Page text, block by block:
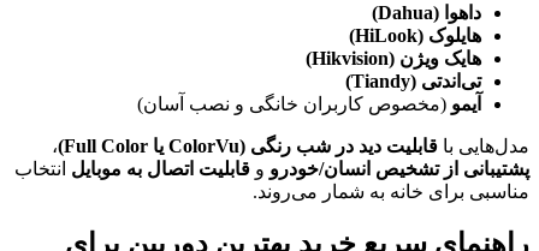
داهوا (Dahua)
هایلوک (HiLook)
هایک ویژن (Hikvision)
تی‌اند‌تی (Tiandy)
آیمو (مخصوص کاربران خانگی و نصب آسان)
مدل‌هایی با قابلیت دید در شب رنگی (ColorVu یا Full Color)
،
پشتیبانی از تشخیص انسان/خودرو و قابلیت اتصال به موبایل انتخاب
مناسبی برای خانه به شمار می‌روند.
راهنمای سریع خرید بهترین دوربین برای